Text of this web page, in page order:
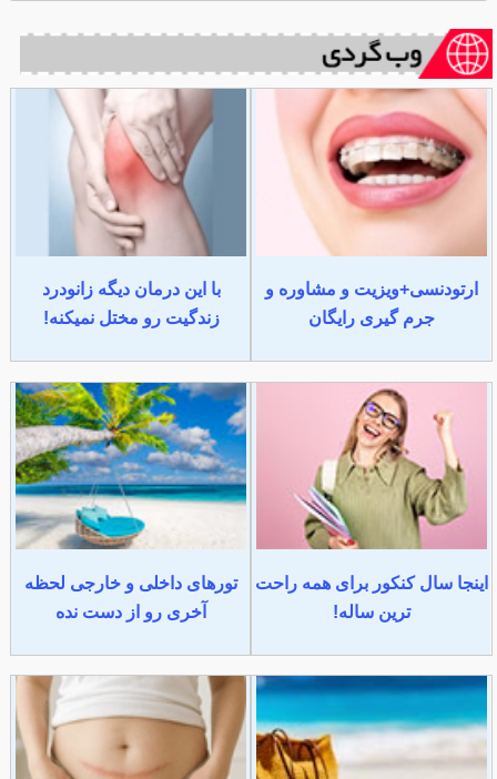
ارتودنسی+ویزیت و مشاوره و
جرم گیری رایگان
با این درمان دیگه زانودرد
زندگیت رو مختل نمیکنه!
اینجا سال کنکور برای همه راحت
ترین ساله!
تورهای داخلی و خارجی لحظه
آخری رو از دست نده